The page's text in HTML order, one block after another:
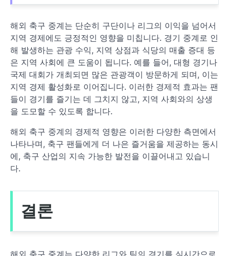
해외 축구 중계는 단순히 구단이나 리그의 이익을 넘어서
지역 경제에도 긍정적인 영향을 미칩니다. 경기 중계로 인
해 발생하는 관광 수익, 지역 상점과 식당의 매출 증대 등
은 지역 사회에 큰 도움이 됩니다. 예를 들어, 대형 경기나
국제 대회가 개최되면 많은 관광객이 방문하게 되며, 이는
지역 경제 활성화로 이어집니다. 이러한 경제적 효과는 팬
들이 경기를 즐기는 데 그치지 않고, 지역 사회와의 상생
을 도모할 수 있도록 합니다.
해외 축구 중계의 경제적 영향은 이러한 다양한 측면에서
나타나며, 축구 팬들에게 더 나은 즐거움을 제공하는 동시
에, 축구 산업의 지속 가능한 발전을 이끌어내고 있습니
다.
결론
해외 축구 중계는 다양한 리그와 팀의 경기를 실시간으로